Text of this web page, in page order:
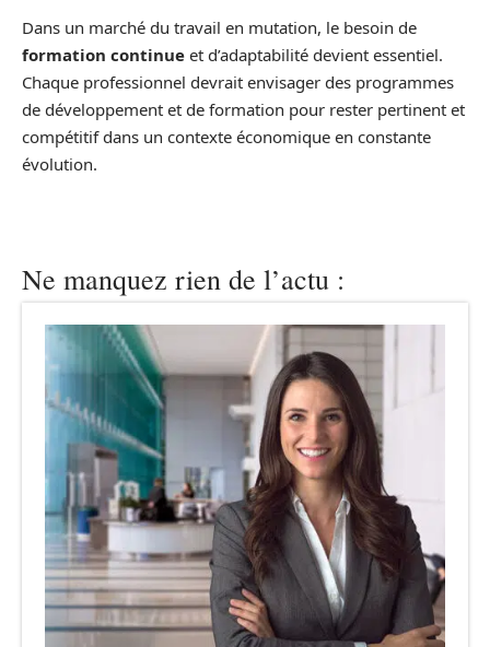
Dans un marché du travail en mutation, le besoin de
formation continue et d’adaptabilité devient essentiel.
Chaque professionnel devrait envisager des programmes
de développement et de formation pour rester pertinent et
compétitif dans un contexte économique en constante
évolution.
Ne manquez rien de l’actu :